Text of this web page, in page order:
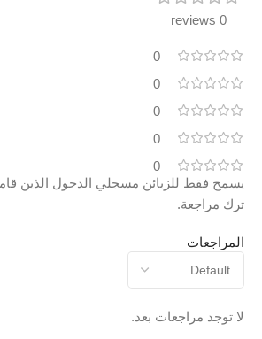
0 reviews
0
0
0
0
0
المراجعات
لا توجد مراجعات بعد.
يسمح فقط للزبائن مسجلي الدخول الذين
ترك مراجعة.